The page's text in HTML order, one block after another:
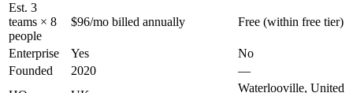
Est. 3
teams × 8
people
$96/mo billed annually Free (within free tier)
Enterprise Yes
No
Founded
2020
—
Waterlooville, United